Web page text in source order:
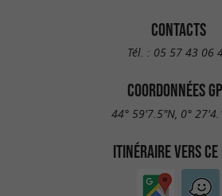
CONTACTS
Tél. : 05 57 43 06
COORDONNÉES
44° 59'7.5"N, 0°
ITINÉRAIRE VERS CE